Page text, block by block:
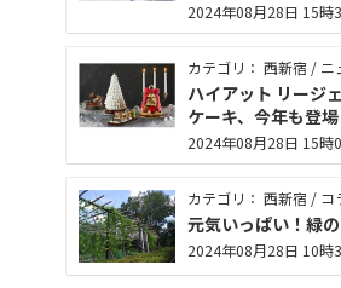
2024年08月28日 15時
カテゴリ： 西新宿 / ニ
ハイアット リージ
ケーキ、今年も登場
2024年08月28日 15時
カテゴリ： 西新宿 / コ
元気いっぱい！緑
2024年08月28日 10時